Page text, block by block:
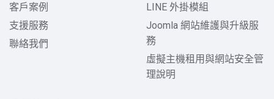
客戶案例
支援服務
聯絡我們
LINE 外掛模組
Joomla 網站維護與升級服
務
虛擬主機租用與網站安全管
理說明